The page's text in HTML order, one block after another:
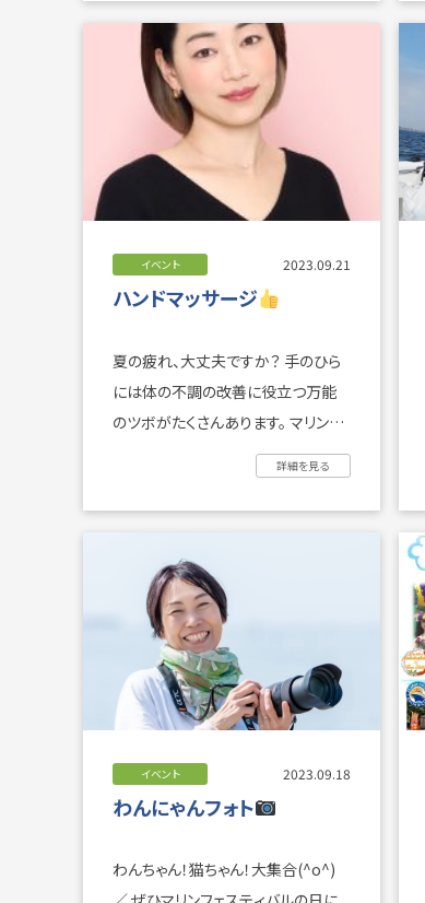
イベント 2023.09.21
ハンドマッサージ
夏の疲れ、大丈夫ですか？ 手のひら
には体の不調の改善に役立つ万能
のツボがたくさんあります。 マリンフ
ェスティバルではクラ ...
詳細を見る
イベント 2023.09.18
わんにゃんフォト
わんちゃん！猫ちゃん！大集合(^o^)